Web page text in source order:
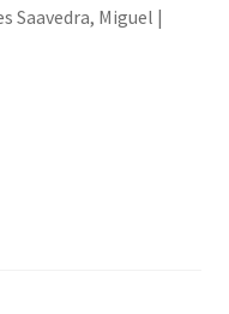
Saavedra, Miguel |